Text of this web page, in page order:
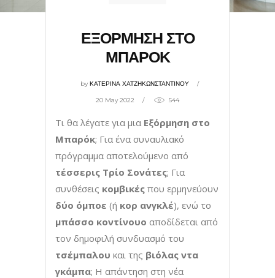
ΕΞΟΡΜΗΣΗ ΣΤΟ
ΜΠΑΡΟΚ
byΚΑΤΕΡΙΝΑ ΧΑΤΖΗΚΩΝΣΤΑΝΤΙΝΟΥ
20 May 2022 544
Τι θα λέγατε για μια Εξόρμηση στο
Μπαρόκ; Για ένα συναυλιακό
πρόγραμμα αποτελούμενο από
τέσσερις Τρίο Σονάτες; Για
συνθέσεις κομβικές που ερμηνεύουν
δύο όμποε (ή κορ ανγκλέ), ενώ το
μπάσσο κοντίνουο αποδίδεται από
τον δημοφιλή συνδυασμό του
τσέμπαλου και της βιόλας ντα
γκάμπα; Η απάντηση στη νέα